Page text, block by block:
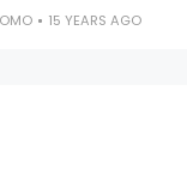
15 YEARS AGO